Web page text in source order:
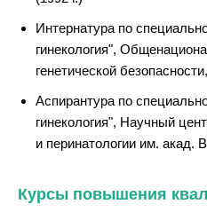
Интернатура по
гинекология",
генетической
Аспирантура по
гинекология", Научный
и перинатологии им. акад.
Курсы повышения